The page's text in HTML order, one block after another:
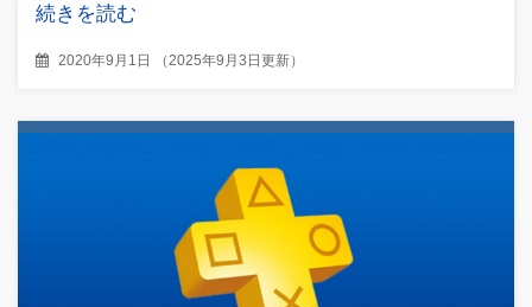
続きを読む
2020年9月1日 （2025年9月3日更新）